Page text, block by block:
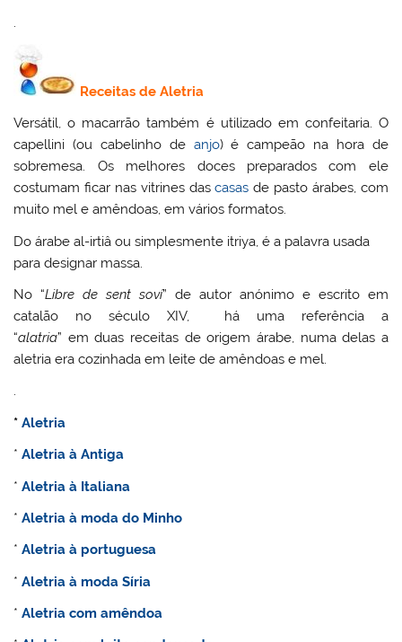
.
Receitas de Aletria
Versátil, o macarrão também é utilizado em confeitaria. O
capellini (ou cabelinho de anjo) é campeão na hora de
sobremesa. Os melhores doces preparados com ele
costumam ficar nas vitrines dascasas de pasto árabes, com
muito mel e amêndoas, em vários formatos.
Do árabe al-irtiâ ou simplesmente itriya, é a palavra usada
para designar massa.
No “Libre de sent soví” de autor anónimo e escrito em
catalão no século XIV, há uma referência a
“alatria” em duas receitas de origem árabe, numa delas a
aletria era cozinhada em leite de amêndoas e mel.
.
*Aletria
*Aletria à Antiga
*Aletria à Italiana
*Aletria à moda do Minho
*Aletria à portuguesa
*Aletria à moda Síria
*Aletria com amêndoa